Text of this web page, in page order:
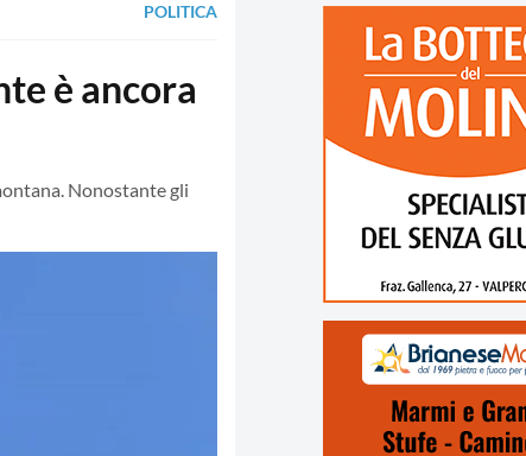
POLITICA
è ancora
Nonostante gli